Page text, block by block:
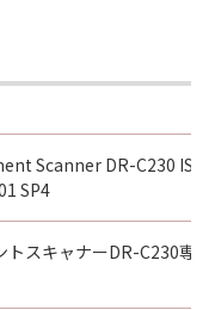
Scanner DR-C230
SP4
トスキャナーDR-C230専